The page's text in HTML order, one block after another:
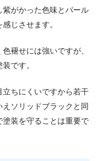
がかった色味とパール
じさせます。
褪せには強いですが、
です。
ちにくいですから若干
ソリッドブラックと同
塗装を守ることは重要で